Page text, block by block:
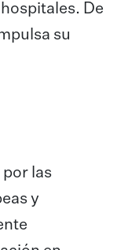
De
su
las
y